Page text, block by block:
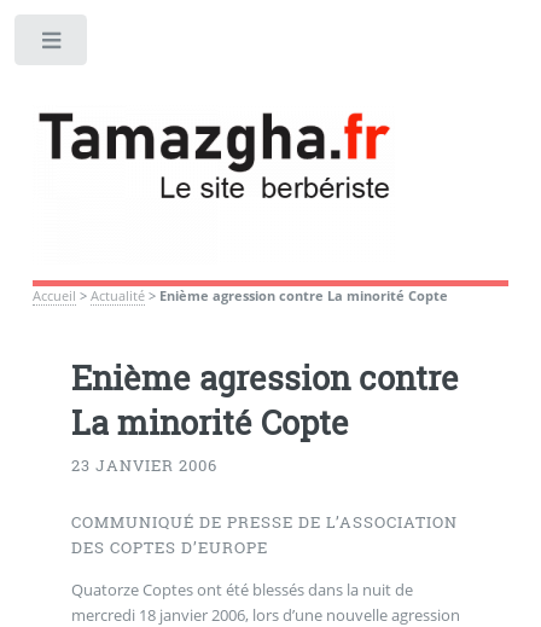
Accueil > Actualité> Enième agression contre La minorité Copte
Enième agression contre
La minorité Copte
23 JANVIER 2006
COMMUNIQUÉ DE PRESSE DE L’ASSOCIATION
DES COPTES D’EUROPE
Quatorze Coptes ont été blessés dans la nuit de
mercredi 18 janvier 2006, lors d’une nouvelle agression